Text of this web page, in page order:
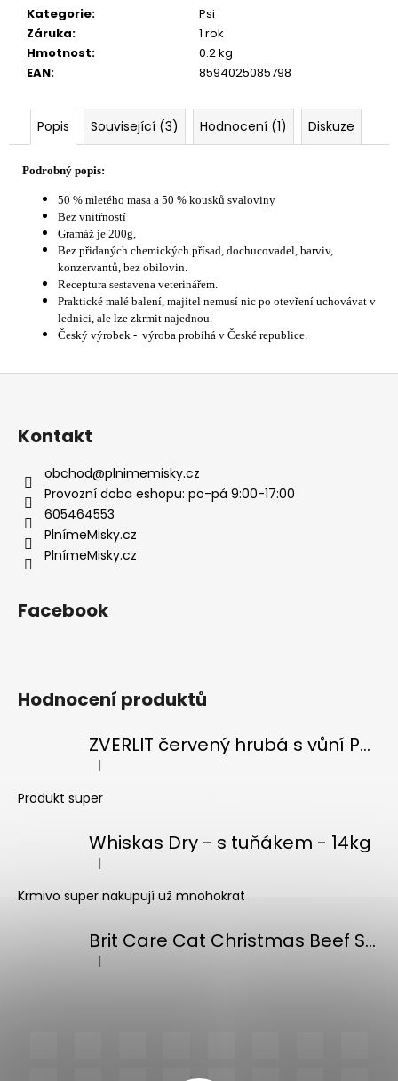
Kategorie:
Psi
Záruka:
1 rok
Hmotnost:
0.2 kg
EAN: 8594025085798
Popis Související (3) Hodnocení (1) Diskuze
Podrobný popis:
50 % mletého masa a 50 % kousků svaloviny
Bez vnitřností
Gramáž je 200g,
Bez přidaných chemických přísad, dochucovadel, barviv,
konzervantů, bez obilovin.
Receptura sestavena veterinářem.
Praktické malé balení, majitel nemusí nic po otevření uchovávat v
lednici, ale lze zkrmit najednou.
Český výrobek - výroba probíhá v České republice.
Z
Kontakt
obchod@plnimemisky.cz
Provozní doba eshopu: po-pá 9:00-17:00
605464553
PlnímeMisky.cz
PlnímeMisky.cz
Facebook
Hodnocení produktů
ZVERLIT červený hrubá s vůní Podestýlka kočka 10kg
Hodnocení produktu je 5 z 5 hvězdiček.
|
Produkt super
Whiskas Dry - s tuňákem - 14kg
Hodnocení produktu je 5 z 5 hvězdiček.
|
Krmivo super nakupují už mnohokrat
Brit Care Cat Christmas Beef Soup 75g
Hodnocení produktu je 5 z 5 hvězdiček.
|